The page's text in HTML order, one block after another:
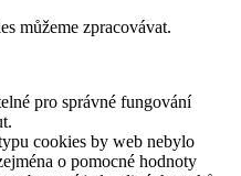
můžeme zpracovávat.
pro správné fungování
cookies by web nebylo
o pomocné hodnoty